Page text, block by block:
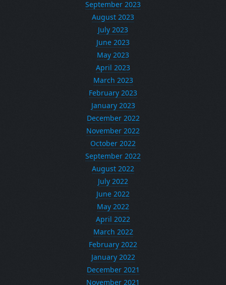
September 2023
August 2023
July 2023
June 2023
May 2023
April 2023
March 2023
February 2023
January 2023
December 2022
November 2022
October 2022
September 2022
August 2022
July 2022
June 2022
May 2022
April 2022
March 2022
February 2022
January 2022
December 2021
November 2021